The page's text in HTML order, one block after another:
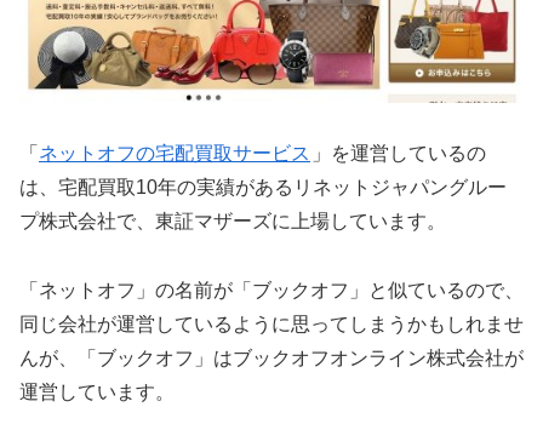
「 ネットオフの宅配買取サービス 」を運営しているの
は、宅配買取10年の実績があるリネットジャパングルー
プ株式会社で、東証マザーズに上場しています。
「ネットオフ」の名前が「ブックオフ」と似ているので、
同じ会社が運営しているように思ってしまうかもしれませ
んが、「ブックオフ」はブックオフオンライン株式会社が
運営しています。